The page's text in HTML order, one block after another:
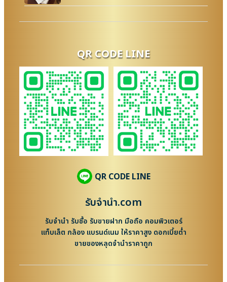
QR CODE LINE
QR CODE LINE
รับจํานํา.com
รับจำนำ รับซื้อ รับขายฝาก มือถือ คอมพิวเตอร์
แท็บเล็ต กล้อง แบรนด์เนม ให้ราคาสูง ดอกเบี้ยต่ำ
ขายของหลุดจำนำราคาถูก